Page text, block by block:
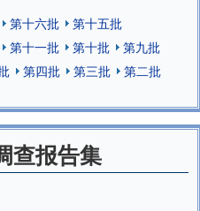
第十六批
第十五批
第十一批 第十批
第九批
第四批 第三批
第二批
查报告集